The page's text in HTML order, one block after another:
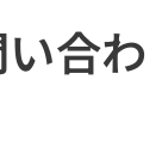
合わ